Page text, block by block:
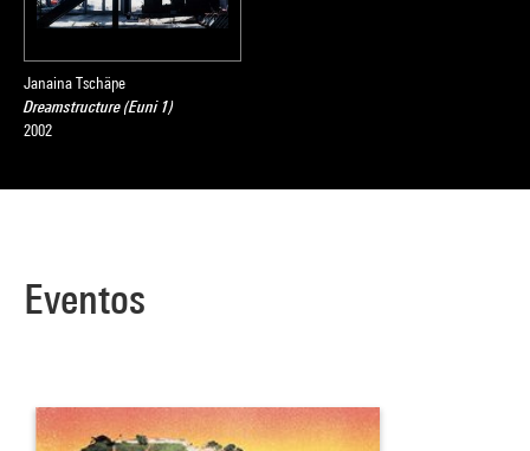
Janaina Tschäpe
Dreamstructure (Euni 1)
2002
Eventos